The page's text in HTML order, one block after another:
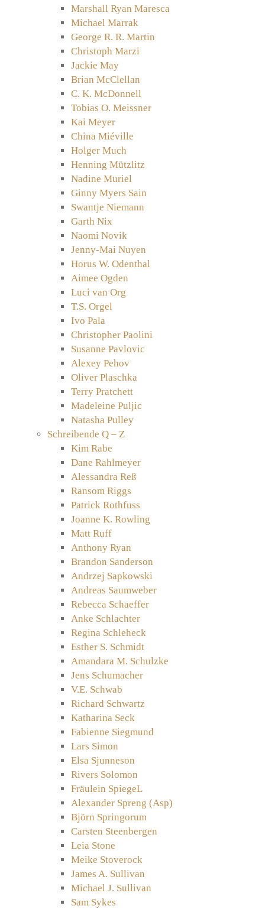
Marshall Ryan Maresca
Michael Marrak
George R. R. Martin
Christoph Marzi
Jackie May
Brian McClellan
C. K. McDonnell
Tobias O. Meissner
Kai Meyer
China Miéville
Holger Much
Henning Mützlitz
Nadine Muriel
Ginny Myers Sain
Swantje Niemann
Garth Nix
Naomi Novik
Jenny-Mai Nuyen
Horus W. Odenthal
Aimee Ogden
Luci van Org
T.S. Orgel
Ivo Pala
Christopher Paolini
Susanne Pavlovic
Alexey Pehov
Oliver Plaschka
Terry Pratchett
Madeleine Puljic
Natasha Pulley
Schreibende Q – Z
Kim Rabe
Dane Rahlmeyer
Alessandra Reß
Ransom Riggs
Patrick Rothfuss
Joanne K. Rowling
Matt Ruff
Anthony Ryan
Brandon Sanderson
Andrzej Sapkowski
Andreas Saumweber
Rebecca Schaeffer
Anke Schlachter
Regina Schleheck
Esther S. Schmidt
Amandara M. Schulzke
Jens Schumacher
V.E. Schwab
Richard Schwartz
Katharina Seck
Fabienne Siegmund
Lars Simon
Elsa Sjunneson
Rivers Solomon
Fräulein SpiegeL
Alexander Spreng (Asp)
Björn Springorum
Carsten Steenbergen
Leia Stone
Meike Stoverock
James A. Sullivan
Michael J. Sullivan
Sam Sykes